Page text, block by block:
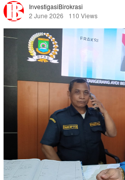
InvestigasiBirokrasi
2 June 2026
110 Views